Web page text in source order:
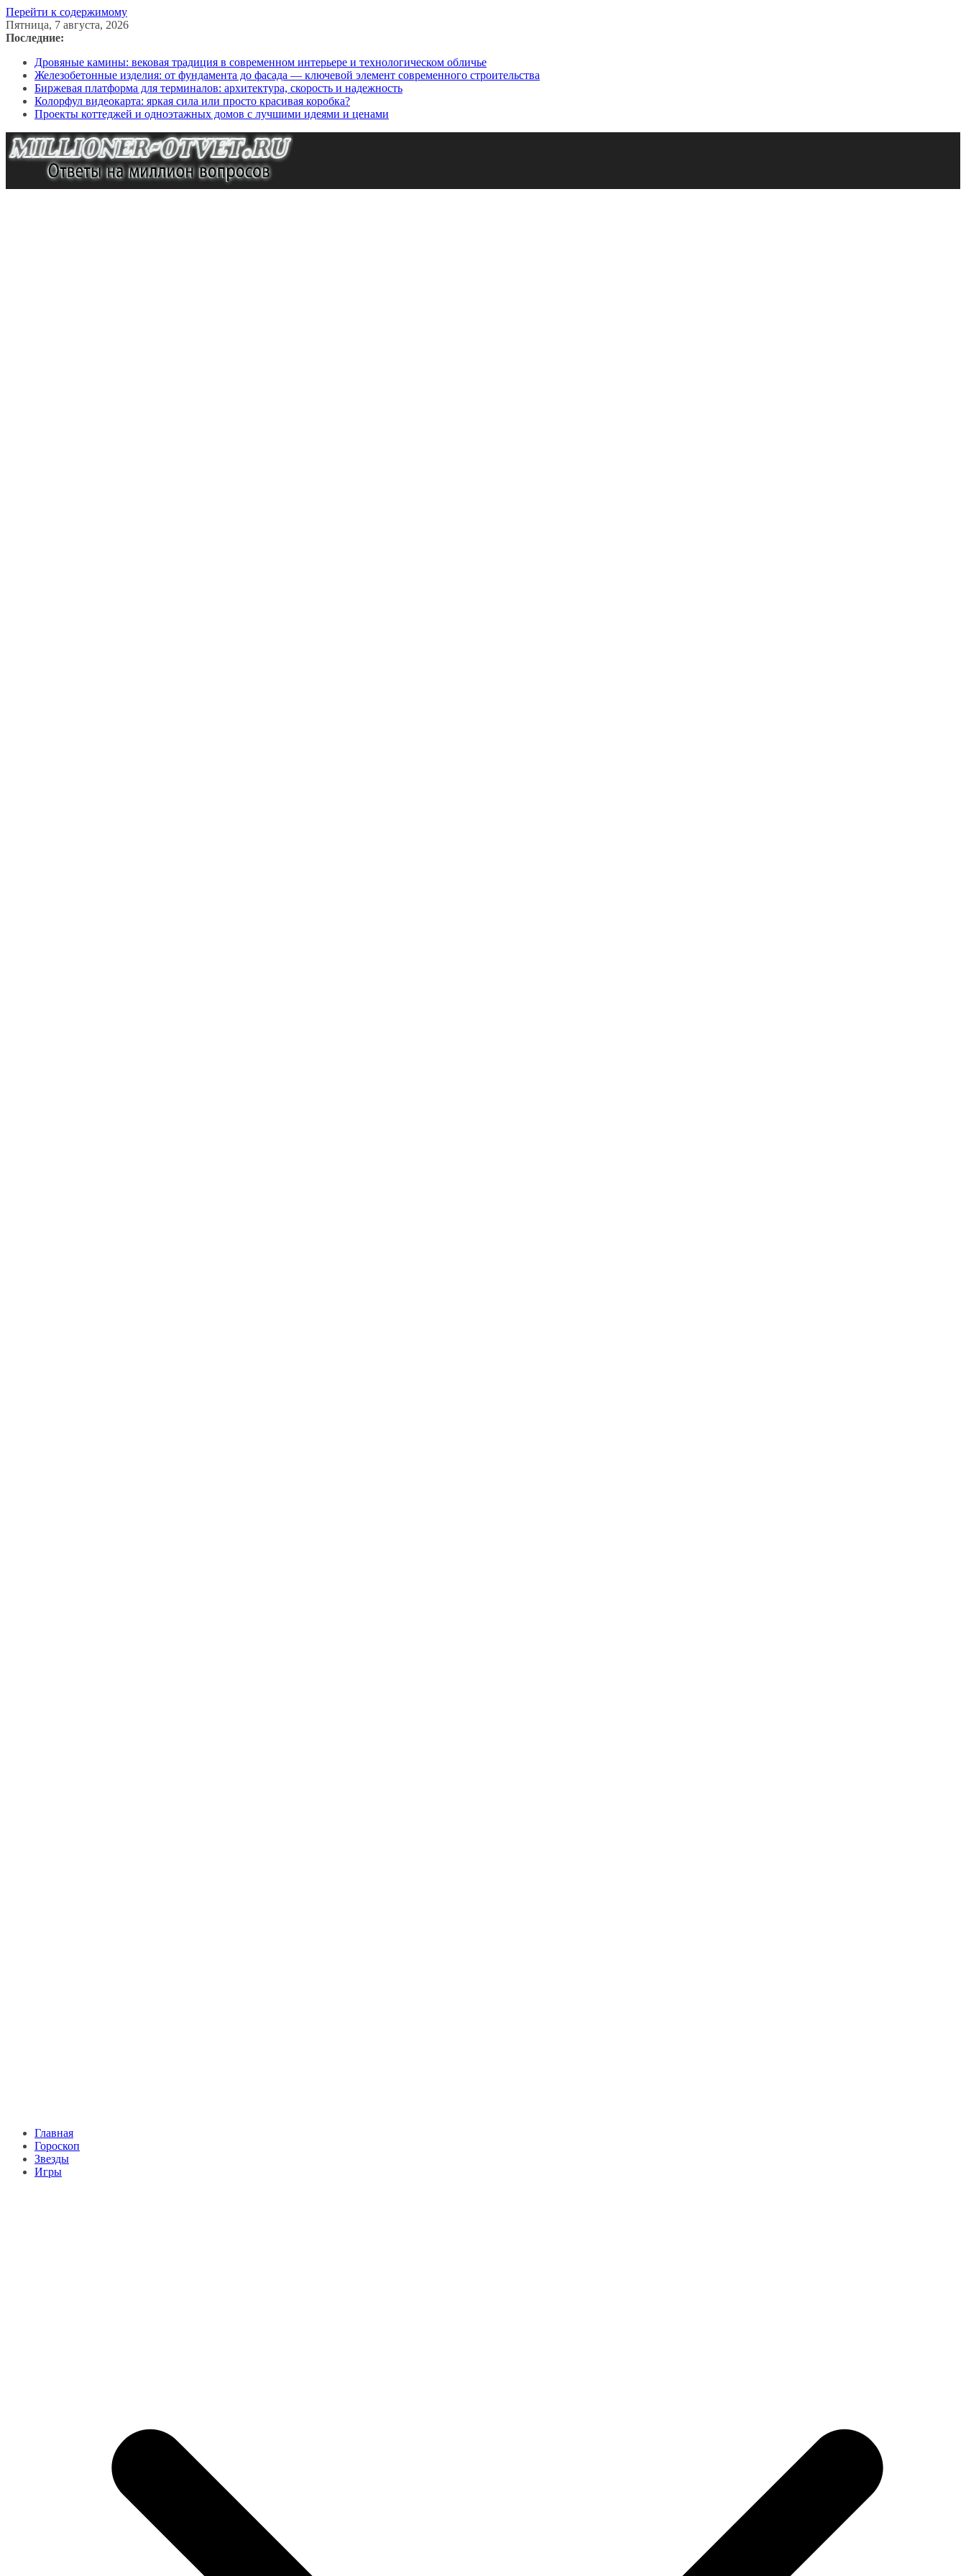
Перейти к содержимому
Пятница, 7 августа, 2026
Последние:
Дровяные камины: вековая традиция в современном интерьере и технологическом обличье
Железобетонные изделия: от фундамента до фасада — ключевой элемент современного строительства
Биржевая платформа для терминалов: архитектура, скорость и надежность
Колорфул видеокарта: яркая сила или просто красивая коробка?
Проекты коттеджей и одноэтажных домов с лучшими идеями и ценами
Главная
Гороскоп
Звезды
Игры